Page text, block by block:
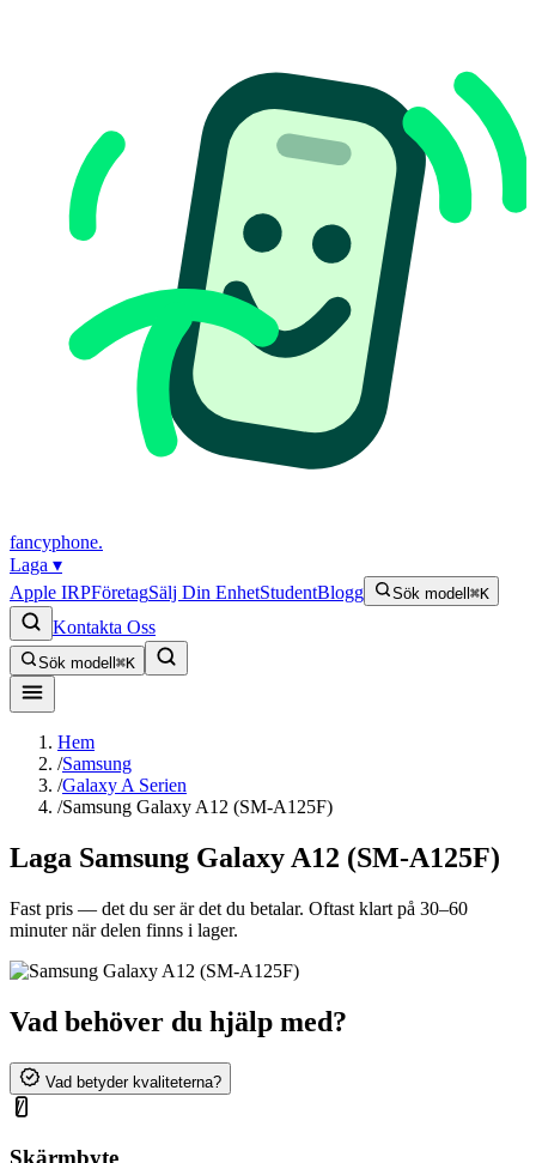
fancyphone.
Laga ▾
Apple IRPFöretagSälj Din EnhetStudentBlogg Sök modell ⌘K
Kontakta Oss
Sök modell ⌘K
Hem
/Samsung
/Galaxy A Serien
/Samsung Galaxy A12 (SM-A125F)
Laga Samsung Galaxy A12 (SM-A125F)
Fast pris — det du ser är det du betalar. Oftast klart på 30–60
minuter när delen finns i lager.
Vad behöver du hjälp med?
Vad betyder kvaliteterna?